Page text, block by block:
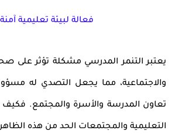
فعالة لبيئة تعليمية آمنة
يعتبر التنمر المدرسي مشكلة تؤثر على
والاجتماعية، مما يجعل التصدي له
تعاون المدرسة والأسرة والمجتمع.
التعليمية والمجتمعات الحد من هذه